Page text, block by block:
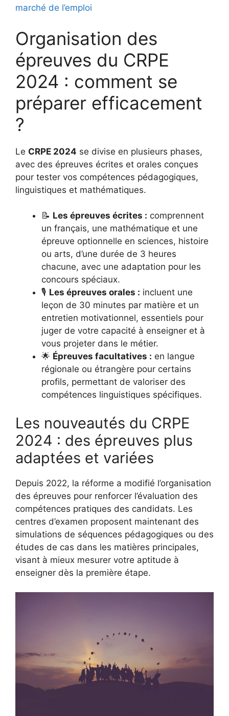
marché de l’emploi
Organisation des
épreuves du CRPE
2024 : comment se
préparer efficacement
?
Le CRPE 2024 se divise en plusieurs phases,
avec des épreuves écrites et orales conçues
pour tester vos compétences pédagogiques,
linguistiques et mathématiques.
📝 Les épreuves écrites : comprennent
un français, une mathématique et une
épreuve optionnelle en sciences, histoire
ou arts, d’une durée de 3 heures
chacune, avec une adaptation pour les
concours spéciaux.
🎙️ Les épreuves orales : incluent une
leçon de 30 minutes par matière et un
entretien motivationnel, essentiels pour
juger de votre capacité à enseigner et à
vous projeter dans le métier.
🌟 Épreuves facultatives : en langue
régionale ou étrangère pour certains
profils, permettant de valoriser des
compétences linguistiques spécifiques.
Les nouveautés du CRPE
2024 : des épreuves plus
adaptées et variées
Depuis 2022, la réforme a modifié l’organisation
des épreuves pour renforcer l’évaluation des
compétences pratiques des candidats. Les
centres d’examen proposent maintenant des
simulations de séquences pédagogiques ou des
études de cas dans les matières principales,
visant à mieux mesurer votre aptitude à
enseigner dès la première étape.